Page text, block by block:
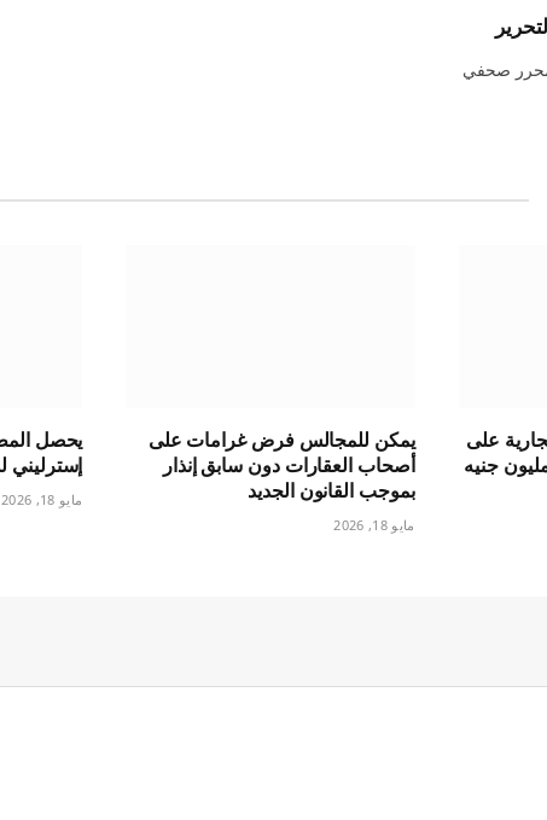
صحفي
على
تجسيري بقيمة 1.5 مليون جنيه
يمكن للمجالس فرض غرامات على
أصحاب العقارات دون سابق إنذار
بموجب القانون الجديد
مايو 18, 2026
مايو 18, 2026